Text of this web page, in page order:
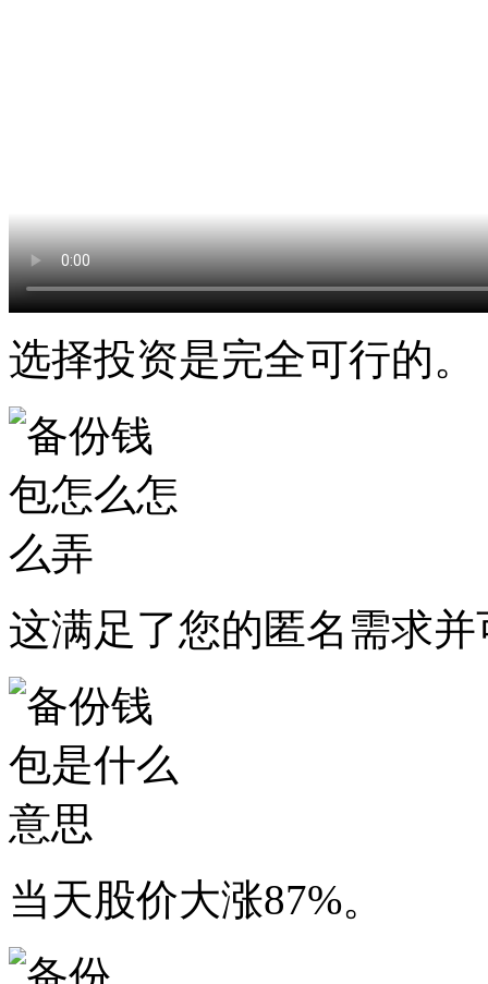
选择投资是完全可行的。
这满足了您的匿名需求
当天股价大涨87%。